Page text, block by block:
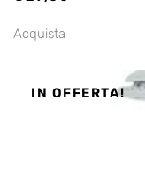
Acquista
IN OFFERTA!